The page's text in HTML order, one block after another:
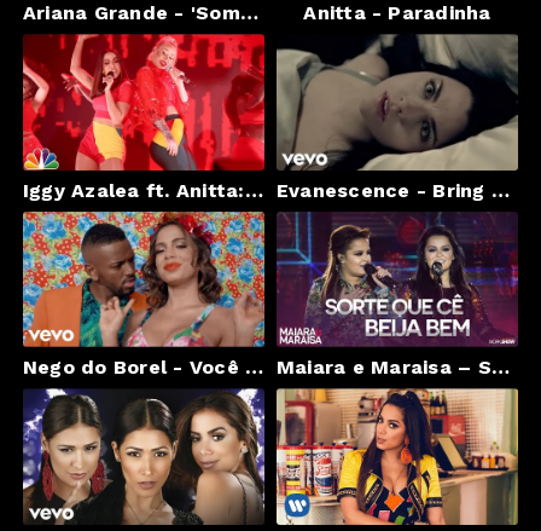
Ariana Grande - 'Somewhere Over the Rainbow' - One Love Manchester Anitta - Paradinha
Iggy Azalea ft. Anitta: Switch Evanescence - Bring Me To Life
Nego do Borel - Você Partiu Meu Coração ft. Anitta, Wesley Safadão Maiara e Maraisa – Sorte Que Cê Beija Bem - DVD Ao Vivo Em Campo Grande